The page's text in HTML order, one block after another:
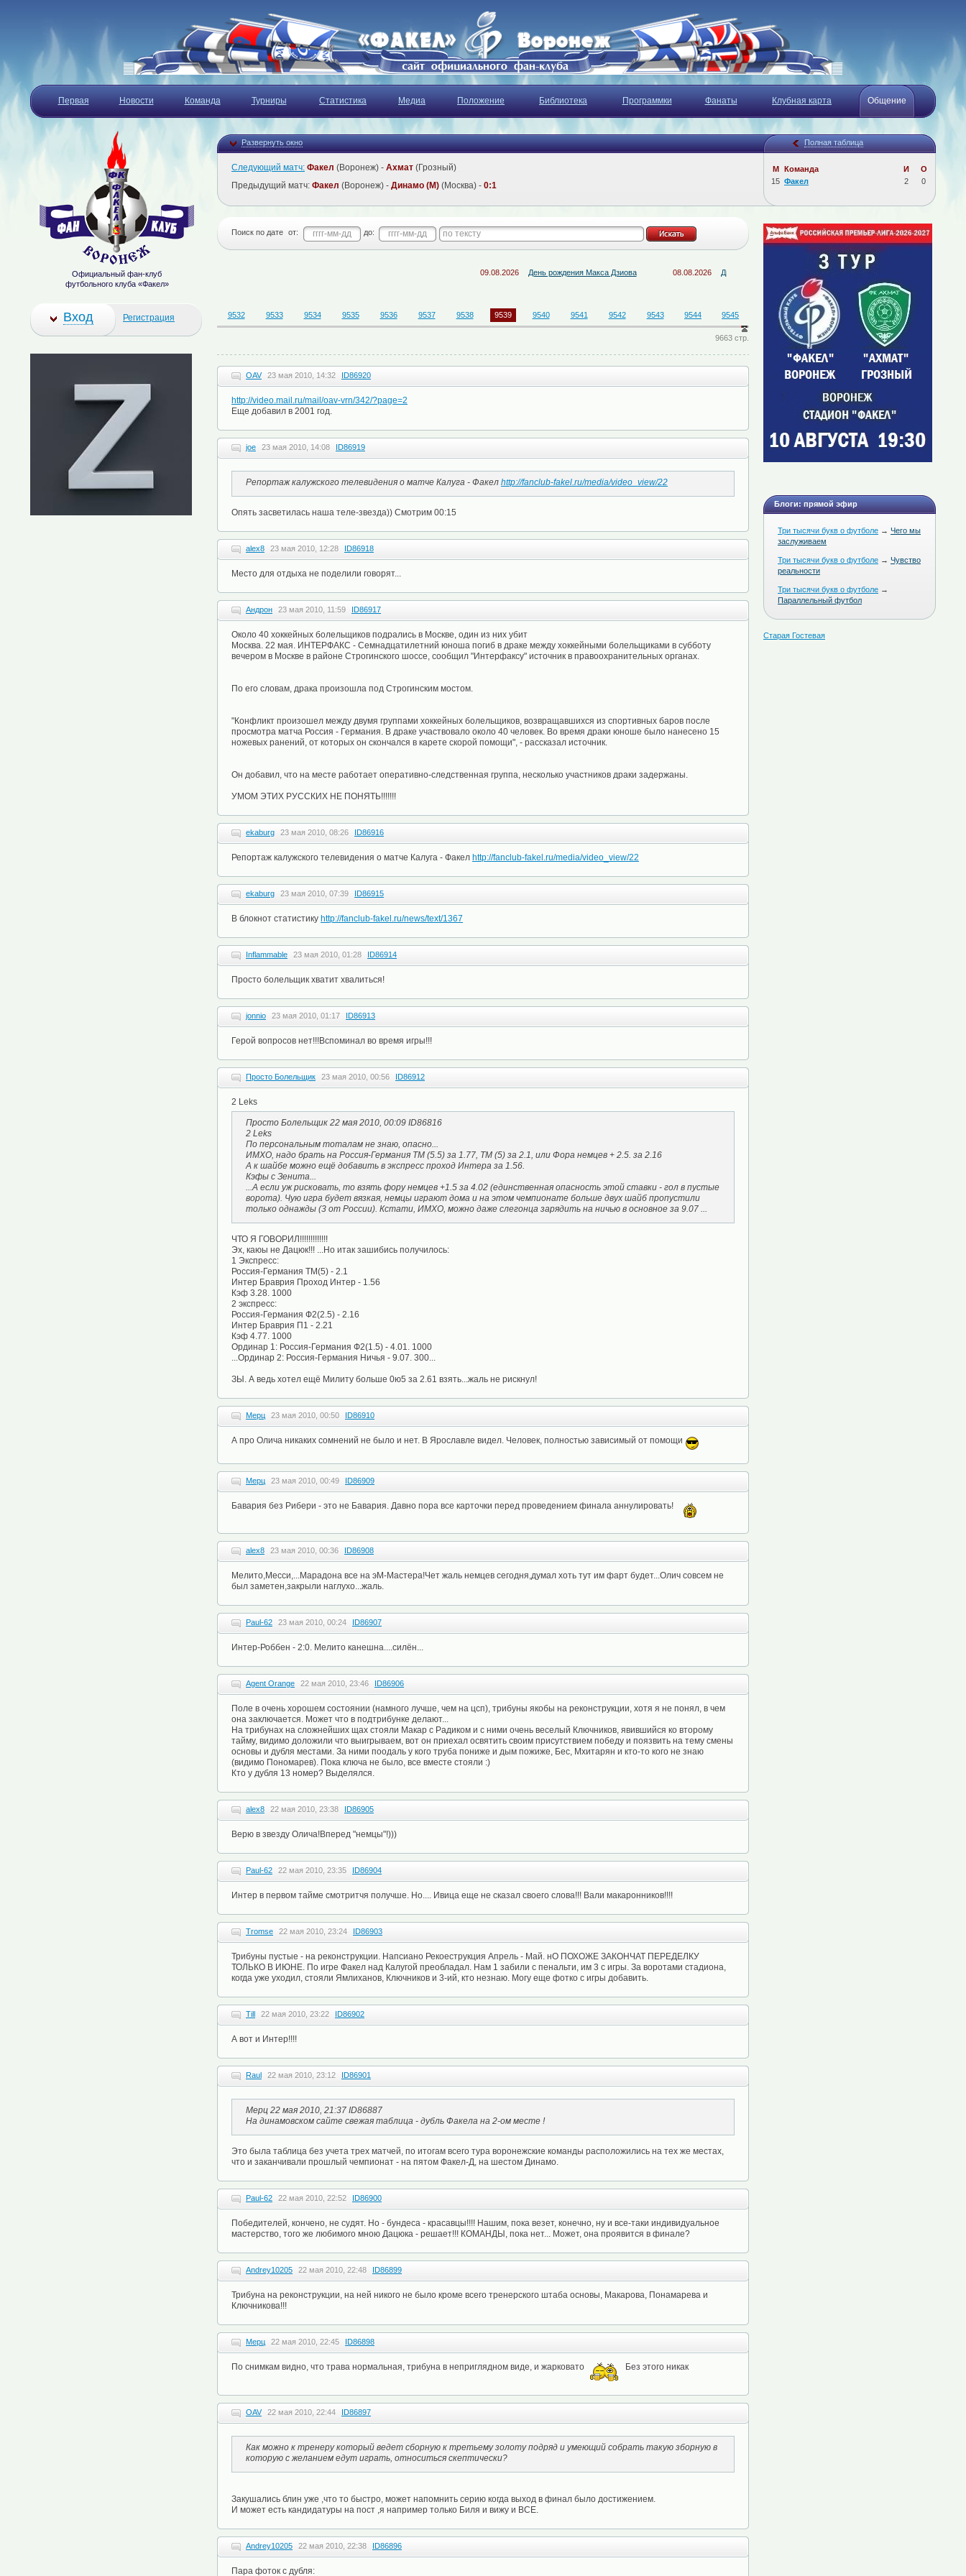
Первая Новости Команда Турниры Статистика Медиа Положение Библиотека Программки Фанаты Клубная карта Общение
Развернуть окно Полная таблица
М Команда И
О
15 Факел 2 0
Следующий матч: Факел (Воронеж) - Ахмат (Грозный)
Предыдущий матч: Факел (Воронеж) - Динамо (М) (Москва) - 0:1
Поиск по дате от: до:
09.08.2026 День рождения Макса Дзиова 08.08.2026 Две победы в дерби 08.08.2026 День рождения Александра
9532 9533 9534 9535 9536 9537 9538 9539 9540 9541 9542 9543 9544 9545
9663 стр.
OAV 23 мая 2010, 14:32 ID86920
http://video.mail.ru/mail/oav-vrn/342/?page=2
Еще добавил в 2001 год.
joe 23 мая 2010, 14:08 ID86919
Репортаж калужского телевидения о матче Калуга - Факел http://fanclub-fakel.ru/media/video_view/22
Опять засветилась наша теле-звезда)) Смотрим 00:15
alex8 23 мая 2010, 12:28 ID86918
Место для отдыха не поделили говорят...
Андрон 23 мая 2010, 11:59 ID86917
Около 40 хоккейных болельщиков подрались в Москве, один из них убит
Москва. 22 мая. ИНТЕРФАКС - Семнадцатилетний юноша погиб в драке между хоккейными болельщиками в субботу
вечером в Москве в районе Строгинского шоссе, сообщил "Интерфаксу" источник в правоохранительных органах.
По его словам, драка произошла под Строгинским мостом.
"Конфликт произошел между двумя группами хоккейных болельщиков, возвращавшихся из спортивных баров после
просмотра матча Россия - Германия. В драке участвовало около 40 человек. Во время драки юноше было нанесено 15
ножевых ранений, от которых он скончался в карете скорой помощи", - рассказал источник.
Он добавил, что на месте работает оперативно-следственная группа, несколько участников драки задержаны.
УМОМ ЭТИХ РУССКИХ НЕ ПОНЯТЬ!!!!!!!
ekaburg 23 мая 2010, 08:26 ID86916
Репортаж калужского телевидения о матче Калуга - Факел http://fanclub-fakel.ru/media/video_view/22
ekaburg 23 мая 2010, 07:39 ID86915
В блокнот статистику http://fanclub-fakel.ru/news/text/1367
Inflammable 23 мая 2010, 01:28 ID86914
Просто болельщик хватит хвалиться!
jonnio 23 мая 2010, 01:17 ID86913
Герой вопросов нет!!!Вспоминал во время игры!!!
Просто Болельщик 23 мая 2010, 00:56 ID86912
2 Leks
Просто Болельщик 22 мая 2010, 00:09 ID86816
2 Leks
По персональным тоталам не знаю, опасно...
ИМХО, надо брать на Россия-Германия ТМ (5.5) за 1.77, ТМ (5) за 2.1, или Фора немцев + 2.5. за 2.16
А к шайбе можно ещё добавить в экспресс проход Интера за 1.56.
Кэфы с Зенита...
...А если уж рисковать, то взять фору немцев +1.5 за 4.02 (единственная опасность этой ставки - гол в пустые
ворота). Чую игра будет вязкая, немцы играют дома и на этом чемпионате больше двух шайб пропустили
только однажды (3 от России). Кстати, ИМХО, можно даже слегонца зарядить на ничью в основное за 9.07 ...
ЧТО Я ГОВОРИЛ!!!!!!!!!!!!!
Эх, каюы не Дацюк!!! ...Но итак зашибись получилось:
1 Экспресс:
Россия-Германия ТМ(5) - 2.1
Интер Браврия Проход Интер - 1.56
Кэф 3.28. 1000
2 экспресс:
Россия-Германия Ф2(2.5) - 2.16
Интер Браврия П1 - 2.21
Кэф 4.77. 1000
Ординар 1: Россия-Германия Ф2(1.5) - 4.01. 1000
...Ординар 2: Россия-Германия Ничья - 9.07. 300...
ЗЫ. А ведь хотел ещё Милиту больше 0ю5 за 2.61 взять...жаль не рискнул!
Мерц 23 мая 2010, 00:50 ID86910
А про Олича никаких сомнений не было и нет. В Ярославле видел. Человек, полностью зависимый от помощи
Мерц 23 мая 2010, 00:49 ID86909
Бавария без Рибери - это не Бавария. Давно пора все карточки перед проведением финала аннулировать!
alex8 23 мая 2010, 00:36 ID86908
Мелито,Месси,...Марадона все на эМ-Мастера!Чет жаль немцев сегодня,думал хоть тут им фарт будет...Олич совсем не
был заметен,закрыли наглухо...жаль.
Paul-62 23 мая 2010, 00:24 ID86907
Интер-Роббен - 2:0. Мелито канешна....силён...
Agent Orange 22 мая 2010, 23:46 ID86906
Поле в очень хорошем состоянии (намного лучше, чем на цсп), трибуны якобы на реконструкции, хотя я не понял, в чем
она заключается. Может что в подтрибунке делают...
На трибунах на сложнейших щах стояли Макар с Радиком и с ними очень веселый Ключников, явившийся ко второму
тайму, видимо доложили что выигрываем, вот он приехал освятить своим присутствием победу и поязвить на тему смены
основы и дубля местами. За ними поодаль у кого труба пониже и дым пожиже, Бес, Мхитарян и кто-то кого не знаю
(видимо Пономарев). Пока ключа не было, все вместе стояли :)
Кто у дубля 13 номер? Выделялся.
alex8 22 мая 2010, 23:38 ID86905
Верю в звезду Олича!Вперед "немцы"!)))
Paul-62 22 мая 2010, 23:35 ID86904
Интер в первом тайме смотритчя получше. Но.... Ивица еще не сказал своего слова!!! Вали макаронников!!!!
Tromse 22 мая 2010, 23:24 ID86903
Трибуны пустые - на реконструкции. Напсиано Рекоеструкция Апрель - Май. нО ПОХОЖЕ ЗАКОНЧАТ ПЕРЕДЕЛКУ
ТОЛЬКО В ИЮНЕ. По игре Факел над Калугой преобладал. Нам 1 забили с пенальти, им 3 с игры. За воротами стадиона,
когда уже уходил, стояли Ямлиханов, Ключников и 3-ий, кто незнаю. Могу еще фотко с игры добавить.
Till 22 мая 2010, 23:22 ID86902
А вот и Интер!!!!
Raul 22 мая 2010, 23:12 ID86901
Мерц 22 мая 2010, 21:37 ID86887
На динамовском сайте свежая таблица - дубль Факела на 2-ом месте !
Это была таблица без учета трех матчей, по итогам всего тура воронежские команды расположились на тех же местах,
что и заканчивали прошлый чемпионат - на пятом Факел-Д, на шестом Динамо.
Paul-62 22 мая 2010, 22:52 ID86900
Победителей, кончено, не судят. Но - бундеса - красавцы!!!! Нашим, пока везет, конечно, ну и все-таки индивидуальное
мастерство, того же любимого мною Дацюка - решает!!! КОМАНДЫ, пока нет... Может, она проявится в финале?
Andrey10205 22 мая 2010, 22:48 ID86899
Трибуна на реконструкции, на ней никого не было кроме всего тренерского штаба основы, Макарова, Понамарева и
Ключникова!!!
Мерц 22 мая 2010, 22:45 ID86898
По снимкам видно, что трава нормальная, трибуна в неприглядном виде, и жарковато Без этого никак
OAV 22 мая 2010, 22:44 ID86897
Как можно к тренеру который ведет сборную к третьему золоту подряд и умеющий собрать такую зборную в
которую с желанием едут играть, относиться скептически?
Закушались блин уже ,что то быстро, может напомнить серию когда выход в финал было достижением.
И может есть кандидатуры на пост ,я например только Биля и вижу и ВСЕ.
Andrey10205 22 мая 2010, 22:38 ID86896
Пара фоток с дубля:
Блоги: прямой эфир
Три тысячи букв о футболе → Чего мы
заслуживаем
Три тысячи букв о футболе → Чувство
реальности
Три тысячи букв о футболе →
Параллельный футбол
Старая Гостевая
Официальный фан-клуб
футбольного клуба «Факел»
Вход Регистрация